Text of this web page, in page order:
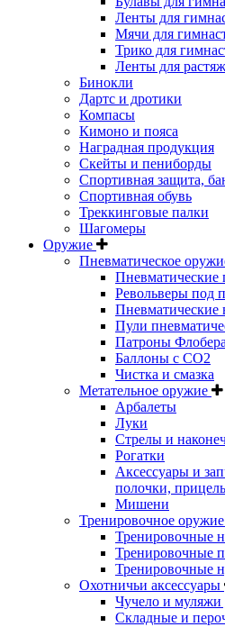
Ленты для
Мячи для
Трико для
Ленты для
Бинокли
Дартс и дротики
Компасы
Кимоно и пояса
Наградная продукция
Скейты и пениборды
Спортивная защита,
Спортивная обувь
Треккинговые палки
Шагомеры
Оружие
Пневматическое
Пневматические
Револьверы под
Пневматические
Пули
Патроны Флобера
Баллоны с CO2
Чистка и смазка
Метательное оружие
Арбалеты
Луки
Стрелы и
Рогатки
Аксессуары и
полочки,
Мишени
Тренировочное оружие
Тренировочные
Тренировочные
Тренировочные
Охотничьи аксессуары
Чучело и муляжи
Складные и